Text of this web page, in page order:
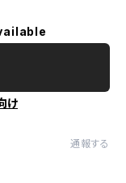
け
通報する